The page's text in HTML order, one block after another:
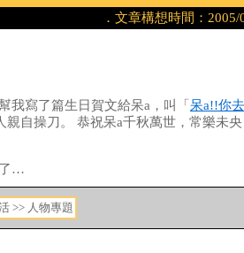
．文章構想時間：2005/
我寫了篇生日賀文給呆a，叫「 呆a!!你
親自操刀。 恭祝呆a千秋萬世，常樂未
了…
>> 人物專題